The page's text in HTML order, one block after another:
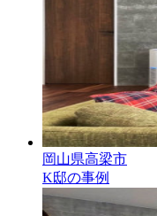
岡山県高梁市
K邸の事例